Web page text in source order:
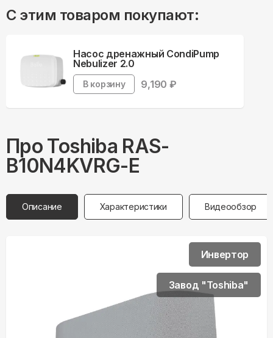
С этим товаром покупают:
Насос дренажный CondiPump
Nebulizer 2.0
В корзину 9,190 ₽
Про Toshiba RAS-
B10N4KVRG-E
Описание Характеристики Видеообзор
Инвертор
Завод "Toshiba"